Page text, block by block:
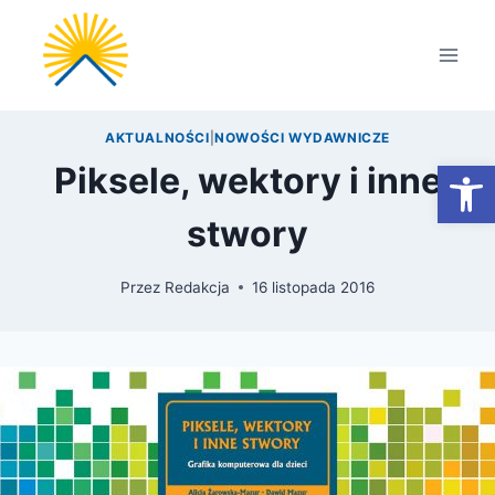
Przejdź
treści
AKTUALNOŚCI |NOWOŚCI WYDAWNICZE
Piksele, wektory i inne
stwory
Przez Redakcja 16 listopada 2016